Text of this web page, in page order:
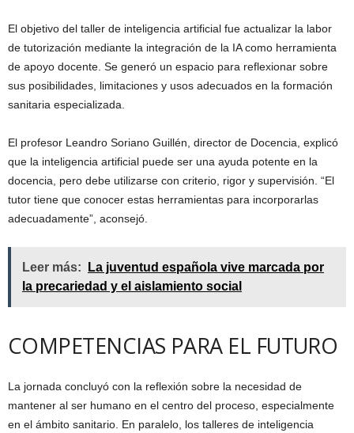
El objetivo del taller de inteligencia artificial fue actualizar la labor
de tutorización mediante la integración de la IA como herramienta
de apoyo docente. Se generó un espacio para reflexionar sobre
sus posibilidades, limitaciones y usos adecuados en la formación
sanitaria especializada.
El profesor Leandro Soriano Guillén, director de Docencia, explicó
que la inteligencia artificial puede ser una ayuda potente en la
docencia, pero debe utilizarse con criterio, rigor y supervisión. “El
tutor tiene que conocer estas herramientas para incorporarlas
adecuadamente”, aconsejó.
Leer más:
La juventud española vive marcada por
la precariedad y el aislamiento social
COMPETENCIAS PARA EL FUTURO
La jornada concluyó con la reflexión sobre la necesidad de
mantener al ser humano en el centro del proceso, especialmente
en el ámbito sanitario. En paralelo, los talleres de inteligencia